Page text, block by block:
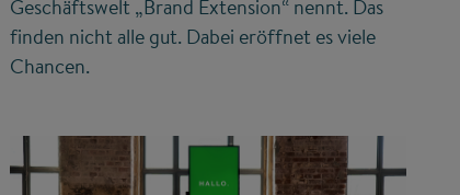
Geschäftswelt „Brand Extension“ nennt. Das
finden nicht alle gut. Dabei eröffnet es viele
Chancen.